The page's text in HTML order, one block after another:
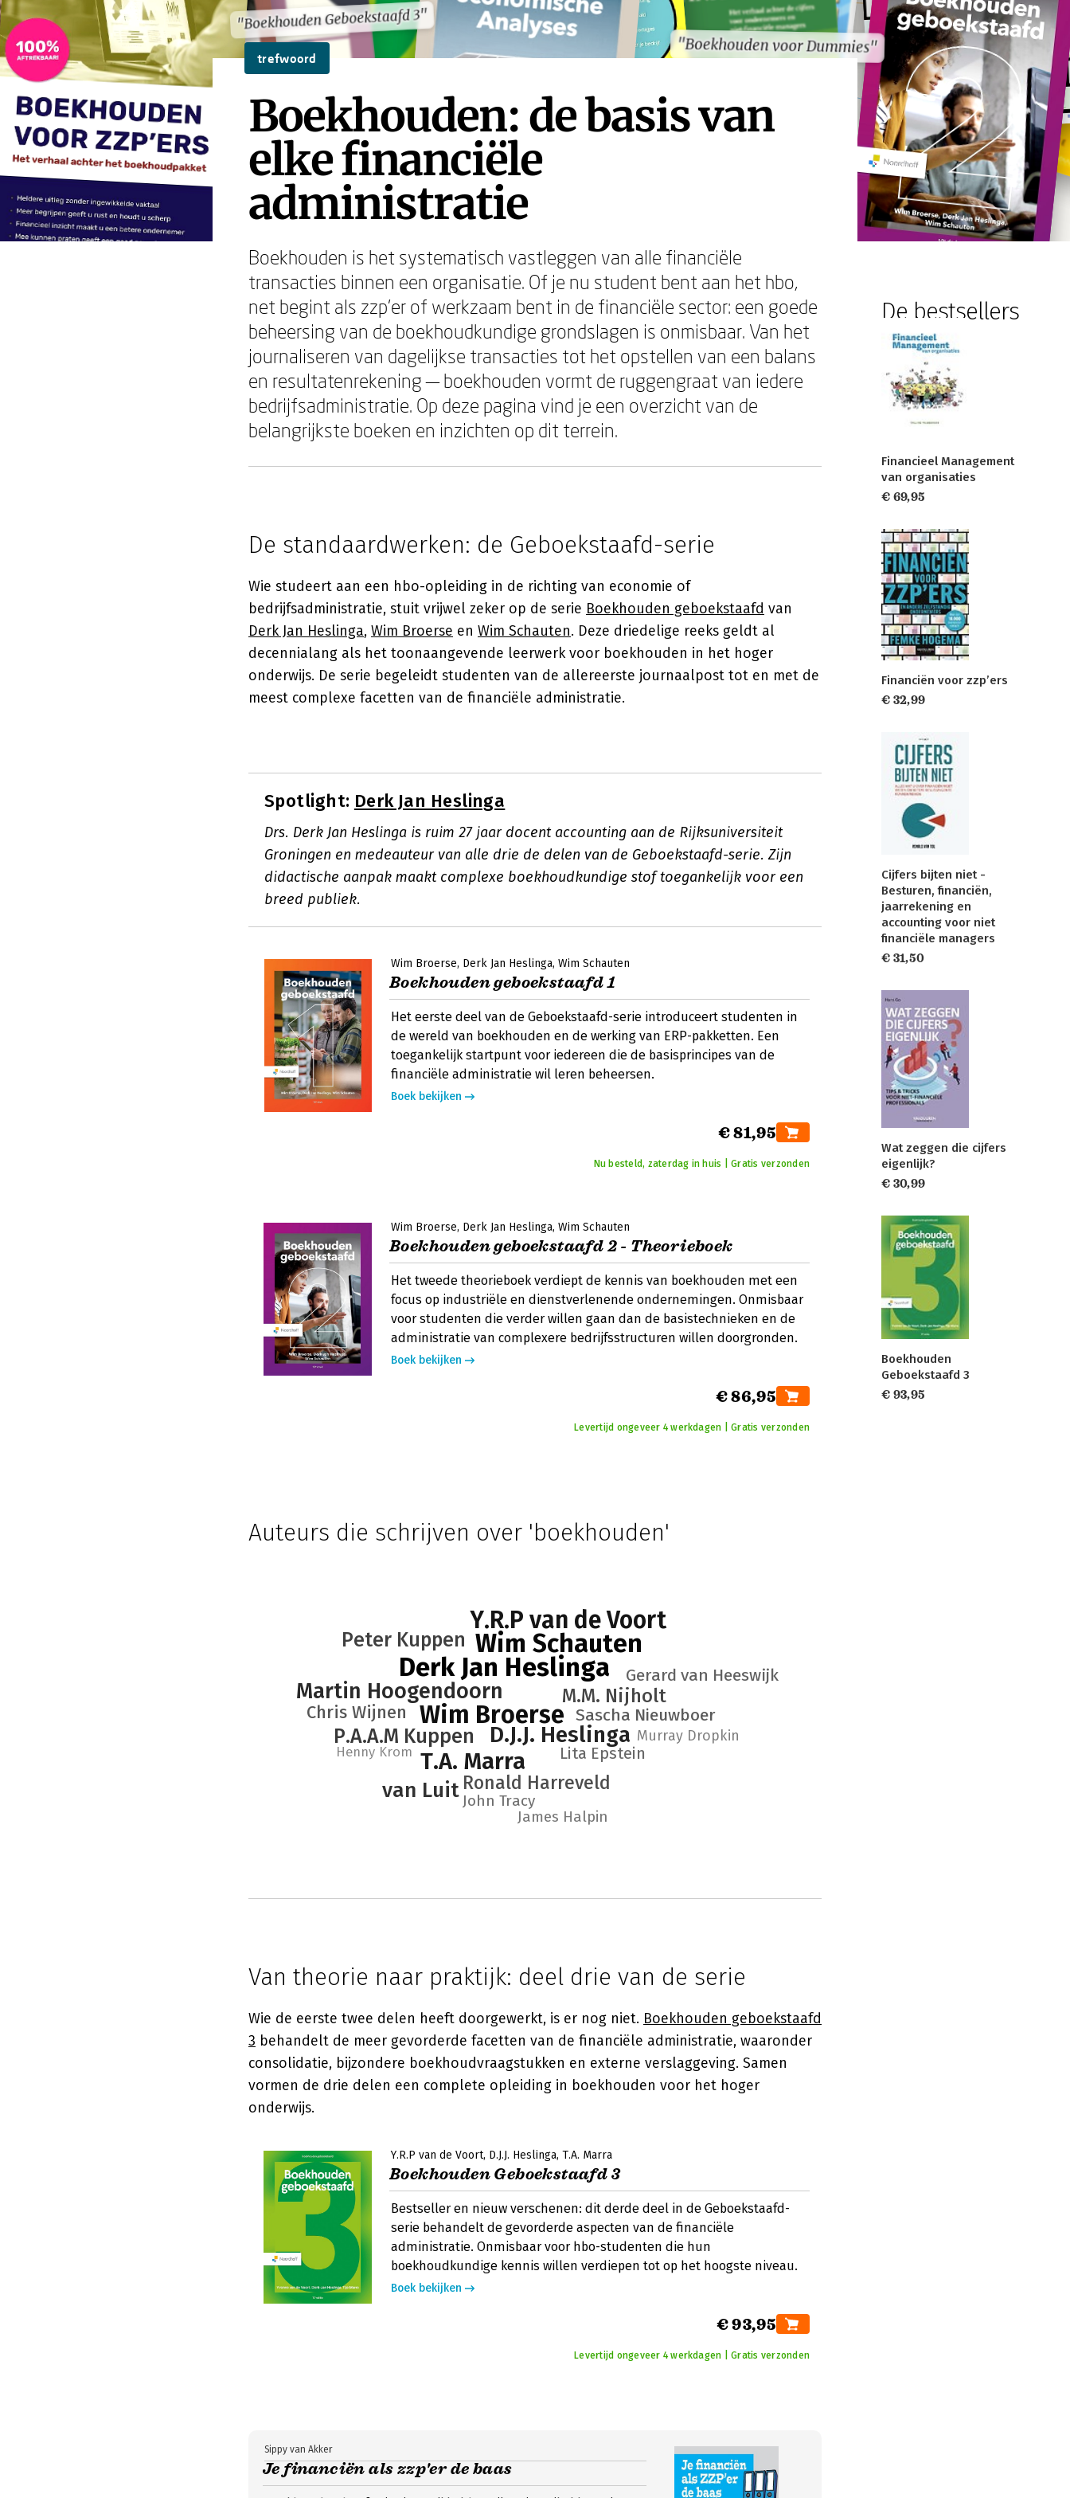
"Boekhouden Geboekstaafd 3"
"Boekhouden voor Dummies"
"Boekhouden Geboekstaafd 3"
"Boekhouden voor Dummies"
trefwoord
Boekhouden: de basis van
elke financiële
administratie
Boekhouden is het systematisch vastleggen van alle financiële
transacties binnen een organisatie. Of je nu student bent aan het hbo,
net begint als zzp'er of werkzaam bent in de financiële sector: een goede
beheersing van de boekhoudkundige grondslagen is onmisbaar. Van het
journaliseren van dagelijkse transacties tot het opstellen van een balans
en resultatenrekening — boekhouden vormt de ruggengraat van iedere
bedrijfsadministratie. Op deze pagina vind je een overzicht van de
belangrijkste boeken en inzichten op dit terrein.
De standaardwerken: de Geboekstaafd-serie
Wie studeert aan een hbo-opleiding in de richting van economie of
bedrijfsadministratie, stuit vrijwel zeker op de serie Boekhouden geboekstaafd van
Derk Jan Heslinga, Wim Broerse en Wim Schauten. Deze driedelige reeks geldt al
decennialang als het toonaangevende leerwerk voor boekhouden in het hoger
onderwijs. De serie begeleidt studenten van de allereerste journaalpost tot en met de
meest complexe facetten van de financiële administratie.
Spotlight: Derk Jan Heslinga
Drs. Derk Jan Heslinga is ruim 27 jaar docent accounting aan de Rijksuniversiteit
Groningen en medeauteur van alle drie de delen van de Geboekstaafd-serie. Zijn
didactische aanpak maakt complexe boekhoudkundige stof toegankelijk voor een
breed publiek.
Wim Broerse Derk Jan Heslinga Wim Schauten
Boekhouden geboekstaafd 1
Het eerste deel van de Geboekstaafd-serie introduceert studenten in
de wereld van boekhouden en de werking van ERP-pakketten. Een
toegankelijk startpunt voor iedereen die de basisprincipes van de
financiële administratie wil leren beheersen.
Boek bekijken
€ 81,95
Nu besteld, zaterdag in huis | Gratis verzonden
Wim Broerse Derk Jan Heslinga Wim Schauten
Boekhouden geboekstaafd 2 - Theorieboek
Het tweede theorieboek verdiept de kennis van boekhouden met een
focus op industriële en dienstverlenende ondernemingen. Onmisbaar
voor studenten die verder willen gaan dan de basistechnieken en de
administratie van complexere bedrijfsstructuren willen doorgronden.
Boek bekijken
€ 86,95
Levertijd ongeveer 4 werkdagen | Gratis verzonden
Auteurs die schrijven over 'boekhouden'
Derk Jan Heslinga
Wim Schauten
Wim Broerse
Y.R.P van de Voort
T.A. Marra
D.J.J. Heslinga
Martin Hoogendoorn
van Luit
P.A.A.M Kuppen
Peter Kuppen
M.M. Nijholt
Ronald Harreveld
Chris Wijnen Sascha Nieuwboer
Gerard van Heeswijk
Lita Epstein
John Tracy
James Halpin
Murray Dropkin
Henny Krom
Van theorie naar praktijk: deel drie van de serie
Wie de eerste twee delen heeft doorgewerkt, is er nog niet. Boekhouden geboekstaafd
3 behandelt de meer gevorderde facetten van de financiële administratie, waaronder
consolidatie, bijzondere boekhoudvraagstukken en externe verslaggeving. Samen
vormen de drie delen een complete opleiding in boekhouden voor het hoger
onderwijs.
Y.R.P van de Voort D.J.J. Heslinga T.A. Marra
Boekhouden Geboekstaafd 3
Bestseller en nieuw verschenen: dit derde deel in de Geboekstaafd-
serie behandelt de gevorderde aspecten van de financiële
administratie. Onmisbaar voor hbo-studenten die hun
boekhoudkundige kennis willen verdiepen tot op het hoogste niveau.
Boek bekijken
€ 93,95
Levertijd ongeveer 4 werkdagen | Gratis verzonden
Je financiën als zzp'er de baas
Sippy van Akker
De bestsellers
Financieel Management
van organisaties
€ 69,95
Financiën voor zzp’ers
€ 32,99
Cijfers bijten niet -
Besturen, financiën,
jaarrekening en
accounting voor niet
financiële managers
€ 31,50
Wat zeggen die cijfers
eigenlijk?
€ 30,99
Boekhouden
Geboekstaafd 3
€ 93,95